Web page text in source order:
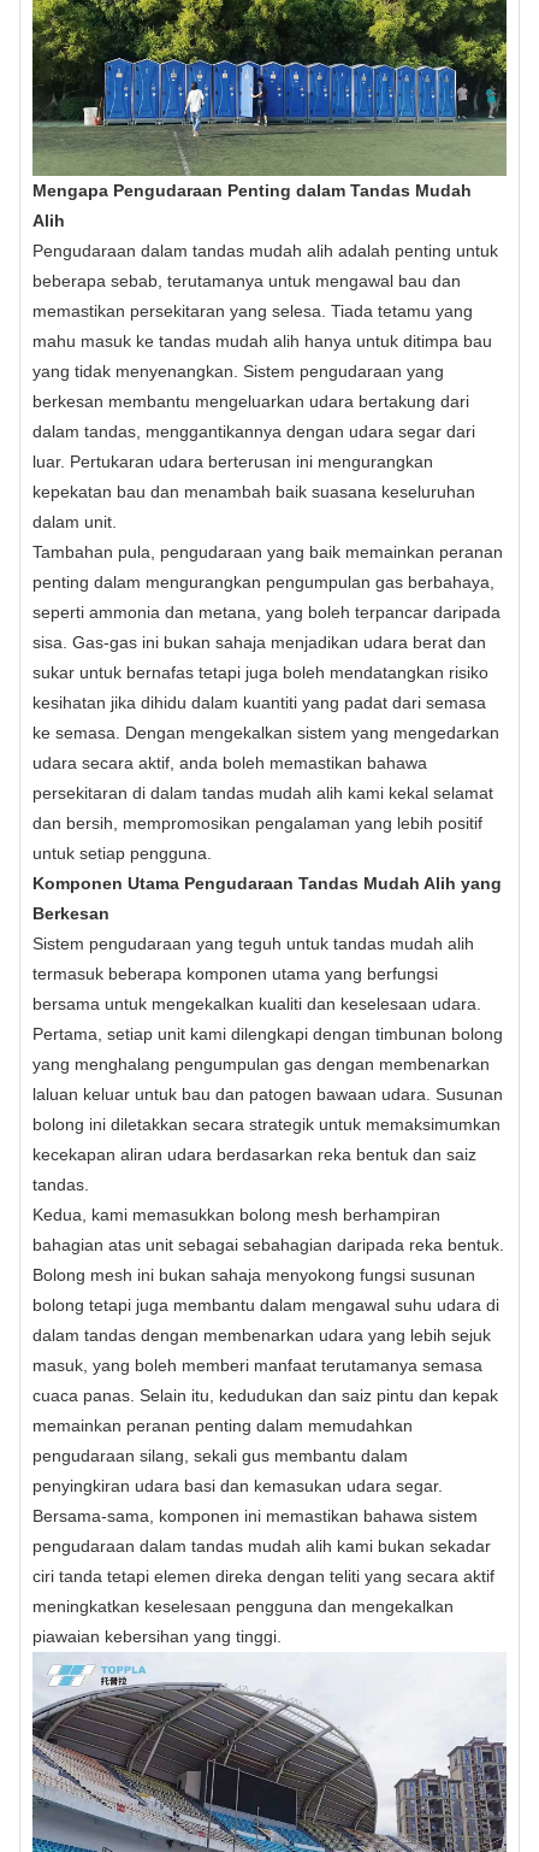
Mengapa Pengudaraan Penting dalam Tandas Mudah
Alih
Pengudaraan dalam tandas mudah alih adalah penting untuk
beberapa sebab, terutamanya untuk mengawal bau dan
memastikan persekitaran yang selesa. Tiada tetamu yang
mahu masuk ke tandas mudah alih hanya untuk ditimpa bau
yang tidak menyenangkan. Sistem pengudaraan yang
berkesan membantu mengeluarkan udara bertakung dari
dalam tandas, menggantikannya dengan udara segar dari
luar. Pertukaran udara berterusan ini mengurangkan
kepekatan bau dan menambah baik suasana keseluruhan
dalam unit.
Tambahan pula, pengudaraan yang baik memainkan peranan
penting dalam mengurangkan pengumpulan gas berbahaya,
seperti ammonia dan metana, yang boleh terpancar daripada
sisa. Gas-gas ini bukan sahaja menjadikan udara berat dan
sukar untuk bernafas tetapi juga boleh mendatangkan risiko
kesihatan jika dihidu dalam kuantiti yang padat dari semasa
ke semasa. Dengan mengekalkan sistem yang mengedarkan
udara secara aktif, anda boleh memastikan bahawa
persekitaran di dalam tandas mudah alih kami kekal selamat
dan bersih, mempromosikan pengalaman yang lebih positif
untuk setiap pengguna.
Komponen Utama Pengudaraan Tandas Mudah Alih yang
Berkesan
Sistem pengudaraan yang teguh untuk tandas mudah alih
termasuk beberapa komponen utama yang berfungsi
bersama untuk mengekalkan kualiti dan keselesaan udara.
Pertama, setiap unit kami dilengkapi dengan timbunan bolong
yang menghalang pengumpulan gas dengan membenarkan
laluan keluar untuk bau dan patogen bawaan udara. Susunan
bolong ini diletakkan secara strategik untuk memaksimumkan
kecekapan aliran udara berdasarkan reka bentuk dan saiz
tandas.
Kedua, kami memasukkan bolong mesh berhampiran
bahagian atas unit sebagai sebahagian daripada reka bentuk.
Bolong mesh ini bukan sahaja menyokong fungsi susunan
bolong tetapi juga membantu dalam mengawal suhu udara di
dalam tandas dengan membenarkan udara yang lebih sejuk
masuk, yang boleh memberi manfaat terutamanya semasa
cuaca panas. Selain itu, kedudukan dan saiz pintu dan kepak
memainkan peranan penting dalam memudahkan
pengudaraan silang, sekali gus membantu dalam
penyingkiran udara basi dan kemasukan udara segar.
Bersama-sama, komponen ini memastikan bahawa sistem
pengudaraan dalam tandas mudah alih kami bukan sekadar
ciri tanda tetapi elemen direka dengan teliti yang secara aktif
meningkatkan keselesaan pengguna dan mengekalkan
piawaian kebersihan yang tinggi.